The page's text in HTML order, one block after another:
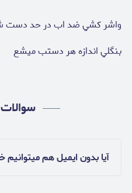
واشر كشي ضد اب در حد
بنگلي اندازه هر دستب ميشع
سوالات
آیا بدون ایمیل هم میتوانیم